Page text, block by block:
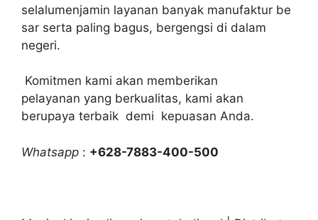
selalumenjamin layanan banyak manufaktur be
sar serta paling bagus, bergengsi di dalam
negeri.
Komitmen kami akan memberikan
pelayanan yang berkualitas, kami akan
berupaya terbaik demi kepuasan Anda.
Whatsapp : +628-7883-400-500